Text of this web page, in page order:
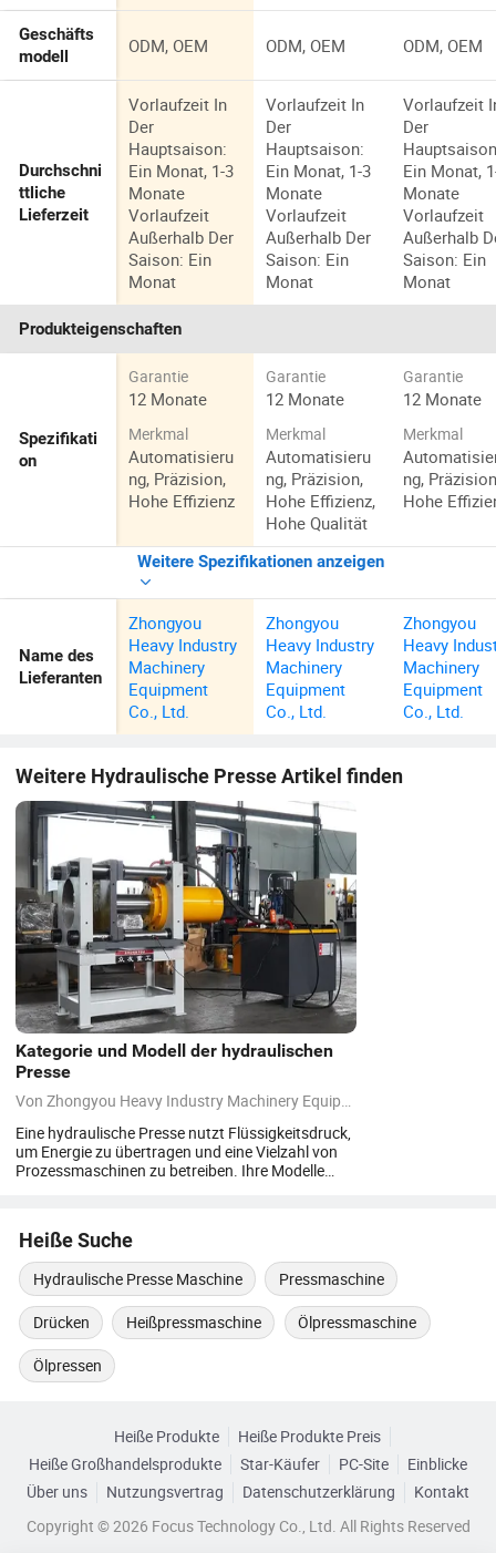
Geschäfts
modell
ODM, OEM ODM, OEM ODM, OEM
Durchschni
ttliche
Lieferzeit
Vorlaufzeit In
Der
Hauptsaison:
Ein Monat, 1-3
Monate
Vorlaufzeit
Außerhalb Der
Saison: Ein
Monat
Vorlaufzeit In
Der
Hauptsaison:
Ein Monat, 1-3
Monate
Vorlaufzeit
Außerhalb Der
Saison: Ein
Monat
Vorlaufzeit
Der
Ein Monat,
Monate
Vorlaufzeit
Außerhalb
Saison: Ein
Monat
Produkteigenschaften
Spezifikati
on
Garantie
12 Monate
Merkmal
Automatisieru
ng, Präzision,
Hohe Effizienz
Garantie
12 Monate
Merkmal
Automatisieru
ng, Präzision,
Hohe Effizienz,
Hohe Qualität
Garantie
12 Monate
Merkmal
ng,
Hohe
Weitere Spezifikationen anzeigen
Name des
Lieferanten
Zhongyou
Heavy Industry
Machinery
Equipment
Co., Ltd.
Zhongyou
Heavy Industry
Machinery
Equipment
Co., Ltd.
Zhongyou
Heavy
Machinery
Equipment
Co., Ltd.
Weitere Hydraulische PresseArtikel finden
Kategorie und Modell der hydraulischen
Presse
Von Zhongyou Heavy Industry Machinery Equipment
Eine hydraulische Presse nutzt Flüssigkeitsdruck,
um Energie zu übertragen und eine Vielzahl von
Prozessmaschinen zu betreiben. Ihre Modelle
detaillierte Zusammenfassung der Modelle von
hydraulischen Pressen.
Heiße Suche
Hydraulische Presse Maschine Pressmaschine
Drücken Heißpressmaschine Ölpressmaschine
Ölpressen
Heiße Produkte
Heiße Produkte Preis
Heiße Großhandelsprodukte
Star-Käufer PC-Site
Einblicke
Über uns
Nutzungsvertrag Datenschutzerklärung
Kontakt
Copyright © 2026 Focus Technology Co., Ltd. All Rights Reserved